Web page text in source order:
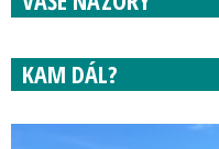
KAM DÁL?